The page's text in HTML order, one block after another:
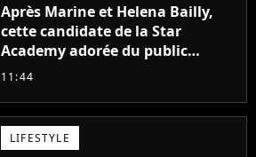
Après Marine et Helena Bailly,
cette candidate de la Star
Academy adorée du public
annonce son premier album,
11:44
LIFESTYLE